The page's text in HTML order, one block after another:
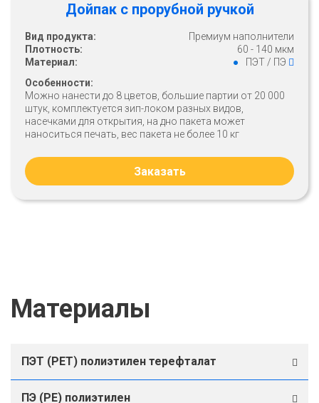
Дойпак с прорубной ручкой
Вид продукта:
Премиум наполнители
Плотность:
60 - 140 мкм
Материал:
ПЭТ / ПЭ
Особенности:
Можно нанести до 8 цветов, большие партии от 20 000
штук, комплектуется зип-локом разных видов,
насечками для открытия, на дно пакета может
наноситься печать, вес пакета не более 10 кг
Заказать
Материалы
ПЭТ (PET) полиэтилен терефталат
ПЭ (PE) полиэтилен